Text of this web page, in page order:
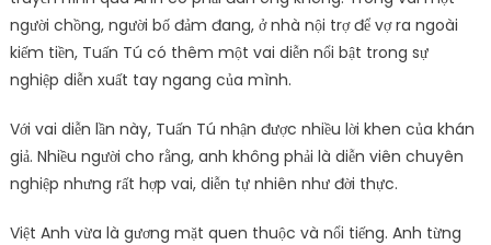
người chồng, người bố đảm đang, ở nhà nội trợ để vợ ra ngoài
kiếm tiền, Tuấn Tú có thêm một vai diễn nổi bật trong sự
nghiệp diễn xuất tay ngang của mình.
Với vai diễn lần này, Tuấn Tú nhận được nhiều lời khen của khán
giả. Nhiều người cho rằng, anh không phải là diễn viên chuyên
nghiệp nhưng rất hợp vai, diễn tự nhiên như đời thực.
Việt Anh vừa là gương mặt quen thuộc và nổi tiếng. Anh từng